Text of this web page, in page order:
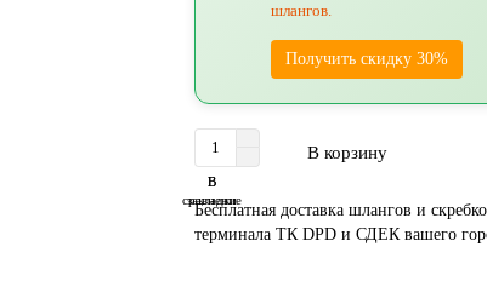
шлангов.
Получить скидку 30%
В корзину
В
закладки
В
сравнение
Бесплатная доставка шлангов и
терминала ТК DPD и СДЕК вашего